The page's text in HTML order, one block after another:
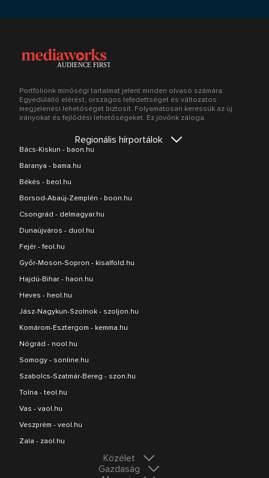
Portfóliónk minőségi tartalmat jelent minden olvasó számára.
Egyedülálló elérést, országos lefedettséget és változatos
megjelenési lehetőséget biztosít. Folyamatosan keressük az új
irányokat és fejlődési lehetőségeket. Ez jövőnk záloga.
Regionális hírportálok
Bács-Kiskun - baon.hu
Baranya - bama.hu
Békés - beol.hu
Borsod-Abaúj-Zemplén - boon.hu
Csongrád - delmagyar.hu
Dunaújváros - duol.hu
Fejér - feol.hu
Győr-Moson-Sopron - kisalfold.hu
Hajdú-Bihar - haon.hu
Heves - heol.hu
Jász-Nagykun-Szolnok - szoljon.hu
Komárom-Esztergom - kemma.hu
Nógrád - nool.hu
Somogy - sonline.hu
Szabolcs-Szatmár-Bereg - szon.hu
Tolna - teol.hu
Vas - vaol.hu
Veszprém - veol.hu
Zala - zaol.hu
Közélet
Gazdaság